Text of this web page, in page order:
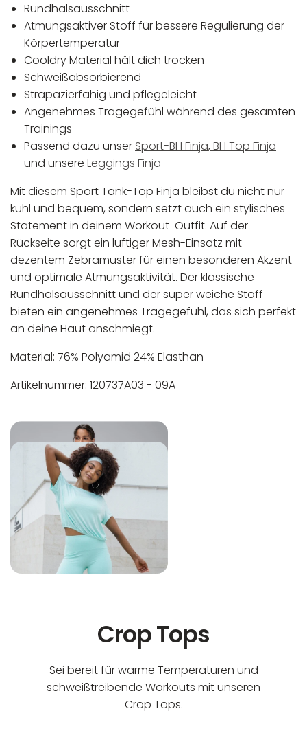
Rundhalsausschnitt
Atmungsaktiver Stoff für bessere Regulierung der
Körpertemperatur
Cooldry Material hält dich trocken
Schweißabsorbierend
Strapazierfähig und pflegeleicht
Angenehmes Tragegefühl während des gesamten
Trainings
Passend dazu unser Sport-BH Finja, BH Top Finja
und unsere Leggings Finja
Mit diesem Sport Tank-Top Finja bleibst du nicht nur
kühl und bequem, sondern setzt auch ein stylisches
Statement in deinem Workout-Outfit. Auf der
Rückseite sorgt ein luftiger Mesh-Einsatz mit
dezentem Zebramuster für einen besonderen Akzent
und optimale Atmungsaktivität. Der klassische
Rundhalsausschnitt und der super weiche Stoff
bieten ein angenehmes Tragegefühl, das sich perfekt
an deine Haut anschmiegt.
Material: 76% Polyamid 24% Elasthan
Artikelnummer: 120737A03 - 09A
Maschinenwäsche bis 30°C
Nicht bleichen
Nicht bügeln
Nicht trocknergeeignet
In der EU niedergelassener verantwortlicher
Wirtschaftsakteur:
Crop Tops
Sei bereit für warme Temperaturen und
schweißtreibende Workouts mit unseren
Crop Tops.